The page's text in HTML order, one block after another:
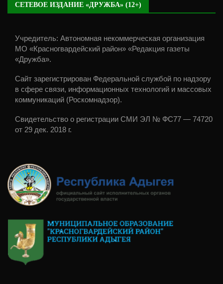
СЕТЕВОЕ ИЗДАНИЕ «ДРУЖБА» (12+)
Учредитель: Автономная некоммерческая организация
МО «Красногвардейский район» «Редакция газеты
«Дружба».
Сайт зарегистрирован Федеральной службой по надзору
в сфере связи, информационных технологий и массовых
коммуникаций (Роскомнадзор).
Свидетельство о регистрации СМИ ЭЛ № ФС77 — 74720
от 29 дек. 2018 г.